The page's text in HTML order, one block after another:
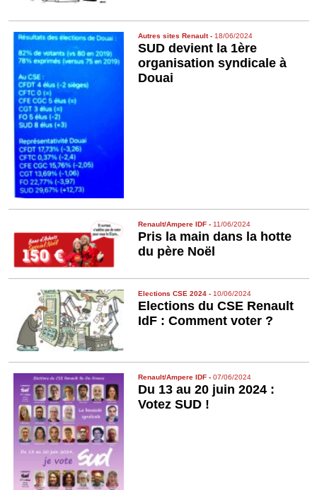
Autres sites Renault-18/06/2024
SUD devient la 1ère
organisation syndicale à
Douai
Renault/Ampere IDF - 11/06/2024
Pris la main dans la hotte
du père Noël
Elections CSE 2024 - 10/06/2024
Elections du CSE Renault
IdF : Comment voter ?
Renault/Ampere IDF -07/06/2024
Du 13 au 20 juin 2024 :
Votez SUD !